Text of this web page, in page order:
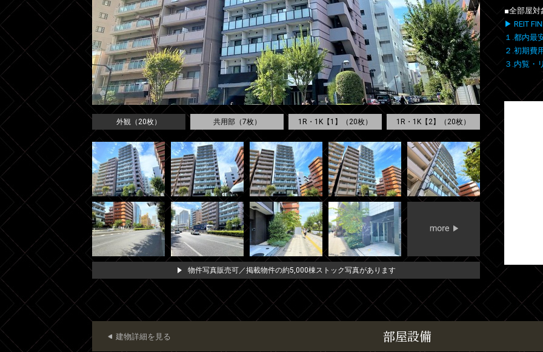
外観（20枚） 共用部（7枚） 1R・1K【1】（20枚） 1R・1K【2】（20枚）
物件写真販売可／掲載物件の約5,000棟ストック写真があります
■全部屋対
▶ REIT
１.都内最
２.初期費
３.内覧・
部屋設備
建物詳細を見る